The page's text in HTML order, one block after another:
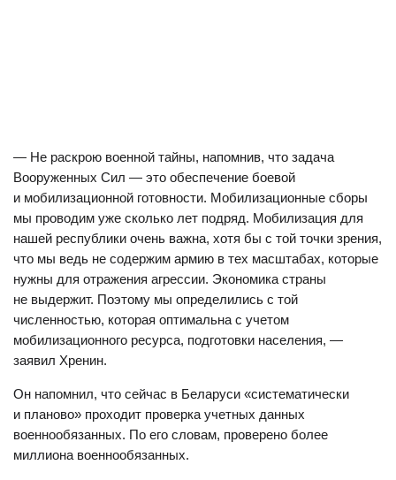
— Не раскрою военной тайны, напомнив, что задача
Вооруженных Сил — это обеспечение боевой
и мобилизационной готовности. Мобилизационные сборы
мы проводим уже сколько лет подряд. Мобилизация для
нашей республики очень важна, хотя бы с той точки зрения,
что мы ведь не содержим армию в тех масштабах, которые
нужны для отражения агрессии. Экономика страны
не выдержит. Поэтому мы определились с той
численностью, которая оптимальна с учетом
мобилизационного ресурса, подготовки населения, —
заявил Хренин.
Он напомнил, что сейчас в Беларуси «систематически
и планово» проходит проверка учетных данных
военнообязанных. По его словам, проверено более
миллиона военнообязанных.